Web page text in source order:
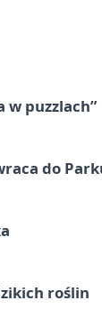
w puzzlach”
do
roślin